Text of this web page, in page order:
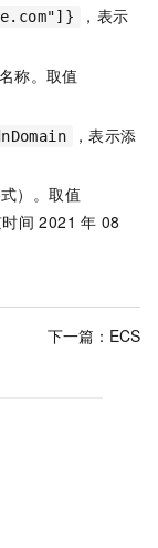
，表示
称。取值
，表示添
）。取值
间 2021 年 08
下一篇： ECS